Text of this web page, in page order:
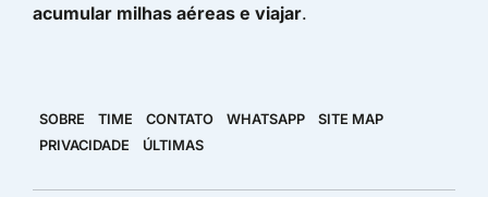
acumular milhas aéreas e viajar.
SOBRE TIME CONTATO WHATSAPP
SITE MAP
PRIVACIDADE
ÚLTIMAS